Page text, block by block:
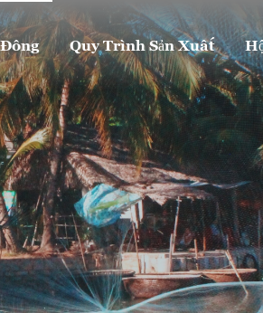
Đông Quy Trình Sản Xuất
CỔ ĐÔNG